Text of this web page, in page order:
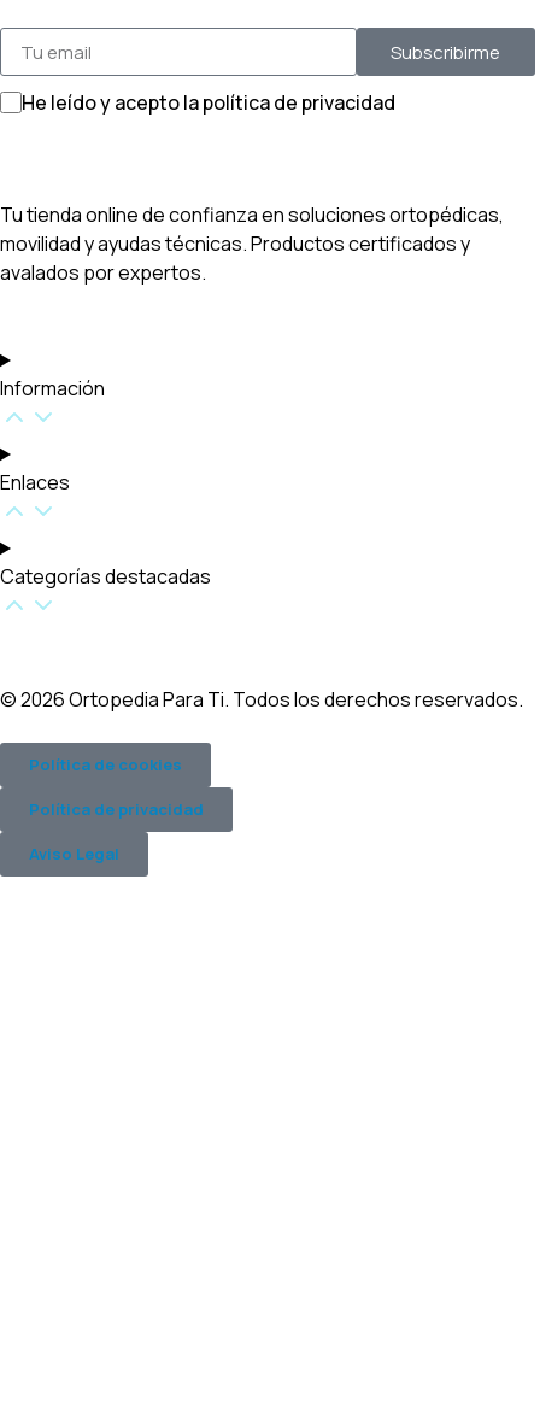
He leído y acepto la política de privacidad
Subscribirme
Tu tienda online de confianza en soluciones ortopédicas,
movilidad y ayudas técnicas. Productos certificados y
avalados por expertos.
Información
Enlaces
Categorías destacadas​
© 2026 Ortopedia Para Ti. Todos los derechos reservados.
Política de cookies
Política de privacidad
Aviso Legal